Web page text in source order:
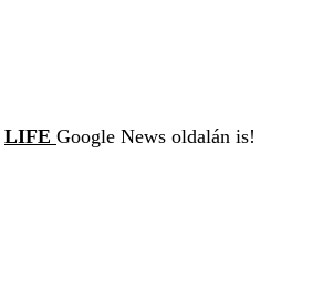
LIFE Google News oldalán is!